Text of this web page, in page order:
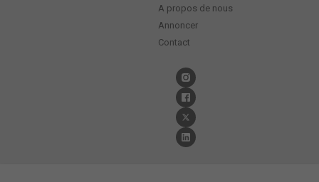
A propos de nous
Annoncer
Contact